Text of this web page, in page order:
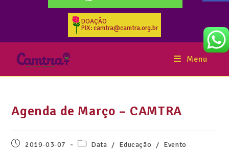
DOAÇÃO
PIX: camtra@camtra.org.br
Menu
Agenda de Março – CAMTRA
2019-03-07 Data / Educação / Evento